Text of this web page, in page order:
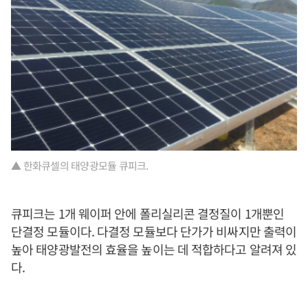
▲ 한화큐셀의 태양광모듈 큐피크.
큐피크는 1개 웨이퍼 안에 폴리실리콘 결정질이 1개뿐인
단결정 모듈이다. 다결정 모듈보다 단가가 비싸지만 출력이
높아 태양광발전의 효율을 높이는 데 적합하다고 알려져 있
다.